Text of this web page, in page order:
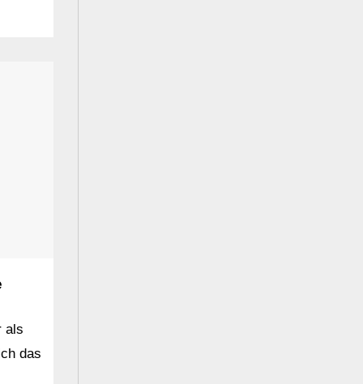
als
das